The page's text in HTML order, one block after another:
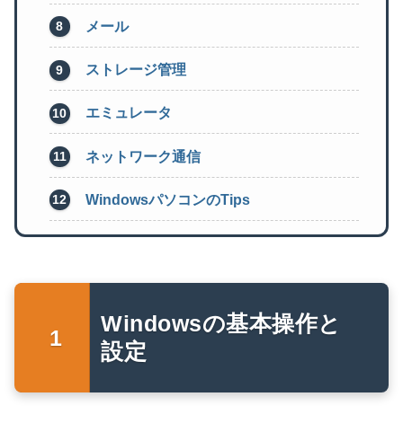
メール
ストレージ管理
エミュレータ
ネットワーク通信
WindowsパソコンのTips
Windowsの基本操作と
設定